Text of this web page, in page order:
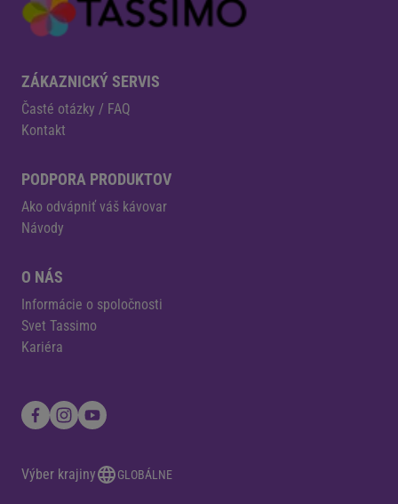
ZÁKAZNICKÝ SERVIS
Časté otázky / FAQ
Kontakt
PODPORA PRODUKTOV
Ako odvápniť váš kávovar
Návody
O NÁS
Informácie o spoločnosti
Svet Tassimo
Kariéra
Výber krajiny GLOBÁLNE